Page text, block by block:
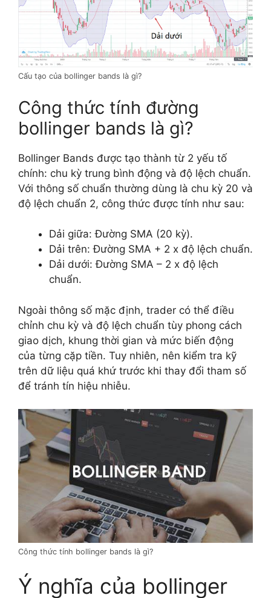
Cấu tạo của bollinger bands là gì?
Công thức tính đường
bollinger bands là gì?
Bollinger Bands được tạo thành từ 2 yếu tố
chính: chu kỳ trung bình động và độ lệch chuẩn.
Với thông số chuẩn thường dùng là chu kỳ 20 và
độ lệch chuẩn 2, công thức được tính như sau:
Dải giữa: Đường SMA (20 kỳ).
Dải trên: Đường SMA + 2 x độ lệch chuẩn.
Dải dưới: Đường SMA – 2 x độ lệch
chuẩn.
Ngoài thông số mặc định, trader có thể điều
chỉnh chu kỳ và độ lệch chuẩn tùy phong cách
giao dịch, khung thời gian và mức biến động
của từng cặp tiền. Tuy nhiên, nên kiểm tra kỹ
trên dữ liệu quá khứ trước khi thay đổi tham số
để tránh tín hiệu nhiễu.
Công thức tính bollinger bands là gì?
Ý nghĩa của bollinger